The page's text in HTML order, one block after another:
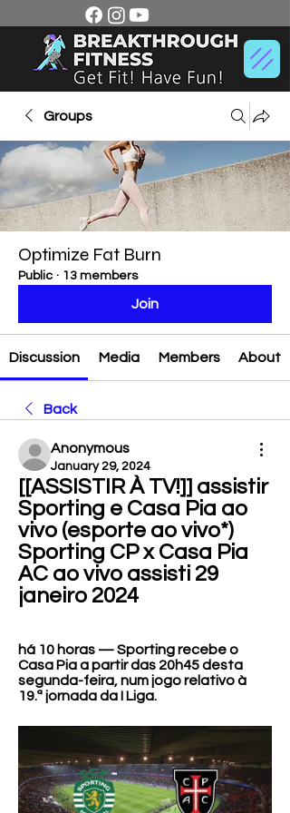
Groups
Optimize Fat Burn
Public · 13 members
Join
Discussion Media Members About
Back
Anonymous
January 29, 2024
[[ASSISTIR À TV!]] assistir
Sporting e Casa Pia ao
vivo (esporte ao vivo*)
Sporting CP x Casa Pia
AC ao vivo assisti 29
janeiro 2024
há 10 horas — Sporting recebe o
Casa Pia a partir das 20h45 desta
segunda-feira, num jogo relativo à
19.ª jornada da I Liga.